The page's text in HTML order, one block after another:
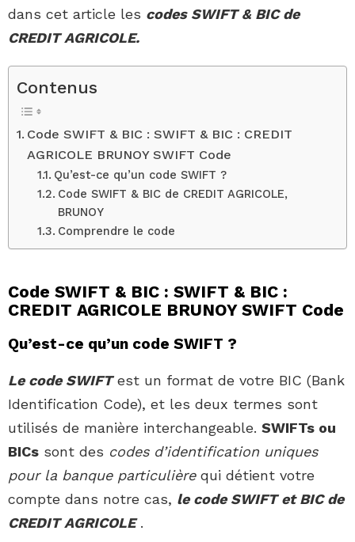
dans cet article les codes SWIFT & BIC de
CREDIT AGRICOLE.
Contenus
Code SWIFT & BIC : SWIFT & BIC : CREDIT
AGRICOLE BRUNOY SWIFT Code
Qu’est-ce qu’un code SWIFT ?
Code SWIFT & BIC de CREDIT AGRICOLE,
BRUNOY
Comprendre le code
Code SWIFT & BIC : SWIFT & BIC :
CREDIT AGRICOLE BRUNOY SWIFT Code
Qu’est-ce qu’un code SWIFT ?
Le code SWIFTest un format de votre BIC (Bank
Identification Code), et les deux termes sont
utilisés de manière interchangeable. SWIFTs ou
BICs sont des codes d’identification uniques
pour la banque particulière qui détient votre
compte dans notre cas, le code SWIFT et BIC de
CREDIT AGRICOLE.